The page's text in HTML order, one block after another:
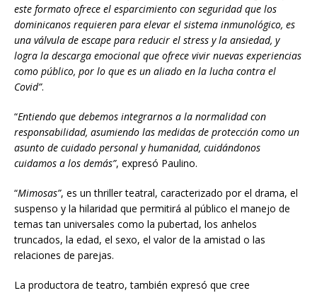
este formato ofrece el esparcimiento con seguridad que los
dominicanos requieren para elevar el sistema inmunológico, es
una válvula de escape para reducir el stress y la ansiedad, y
logra la descarga emocional que ofrece vivir nuevas experiencias
como público, por lo que es un aliado en la lucha contra el
Covid”.
“Entiendo que debemos integrarnos a la normalidad con
responsabilidad, asumiendo las medidas de protección como un
asunto de cuidado personal y humanidad, cuidándonos
cuidamos a los demás”, expresó Paulino.
“Mimosas”, es un thriller teatral, caracterizado por el drama, el
suspenso y la hilaridad que permitirá al público el manejo de
temas tan universales como la pubertad, los anhelos
truncados, la edad, el sexo, el valor de la amistad o las
relaciones de parejas.
La productora de teatro, también expresó que cree